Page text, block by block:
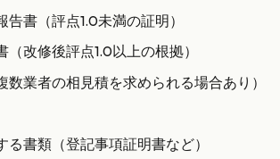
書（評点1.0未満の証明）
（改修後評点1.0以上の根拠）
数業者の相見積を求められる場合あり）
る書類（登記事項証明書など）